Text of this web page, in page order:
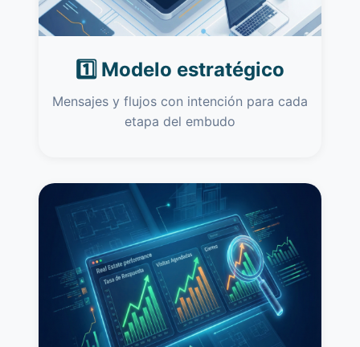
1️⃣ Modelo estratégico
Mensajes y flujos con intención para cada
etapa del embudo